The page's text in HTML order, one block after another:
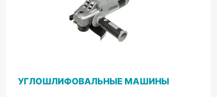
УГЛОШЛИФОВАЛЬНЫЕ МАШИНЫ